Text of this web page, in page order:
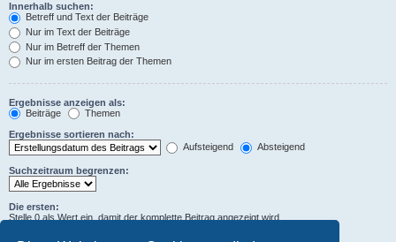
Innerhalb suchen:
Betreff und Text der Beiträge
Nur im Text der Beiträge
Nur im Betreff der Themen
Nur im ersten Beitrag der Themen
Ergebnisse anzeigen als:
Beiträge
Themen
Ergebnisse sortieren nach:
Aufsteigend
Absteigend
Suchzeitraum begrenzen:
Die ersten:
Stelle 0 als Wert ein, damit der komplette Beitrag angezeigt wird.